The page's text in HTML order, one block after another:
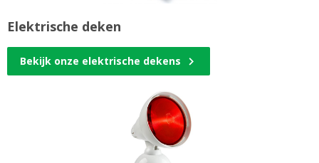
Elektrische deken
Bekijk onze elektrische dekens